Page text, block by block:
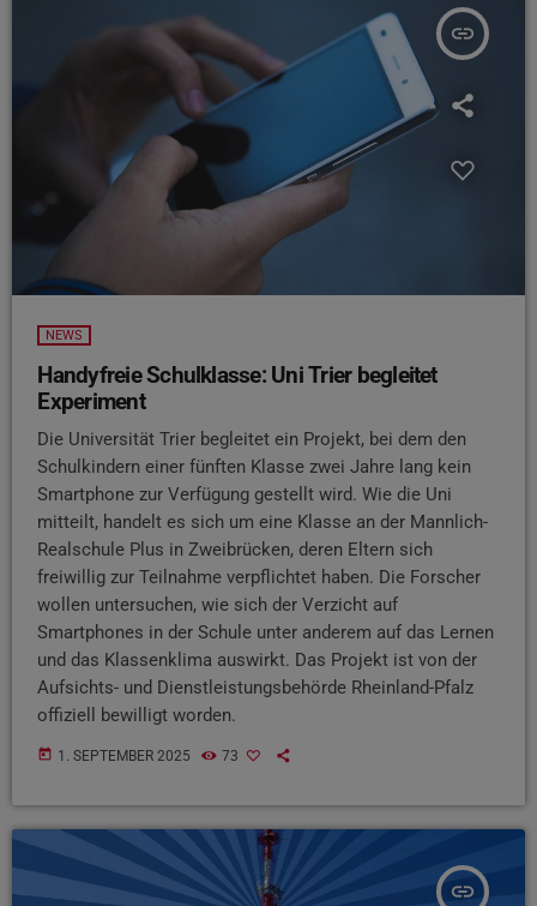
insert_link
NEWS
Handyfreie Schulklasse: Uni Trier begleitet
Experiment
Die Universität Trier begleitet ein Projekt, bei dem den
Schulkindern einer fünften Klasse zwei Jahre lang kein
Smartphone zur Verfügung gestellt wird. Wie die Uni
mitteilt, handelt es sich um eine Klasse an der Mannlich-
Realschule Plus in Zweibrücken, deren Eltern sich
freiwillig zur Teilnahme verpflichtet haben. Die Forscher
wollen untersuchen, wie sich der Verzicht auf
Smartphones in der Schule unter anderem auf das Lernen
und das Klassenklima auswirkt. Das Projekt ist von der
Aufsichts- und Dienstleistungsbehörde Rheinland-Pfalz
offiziell bewilligt worden.
today 1. SEPTEMBER 2025 73
insert_link